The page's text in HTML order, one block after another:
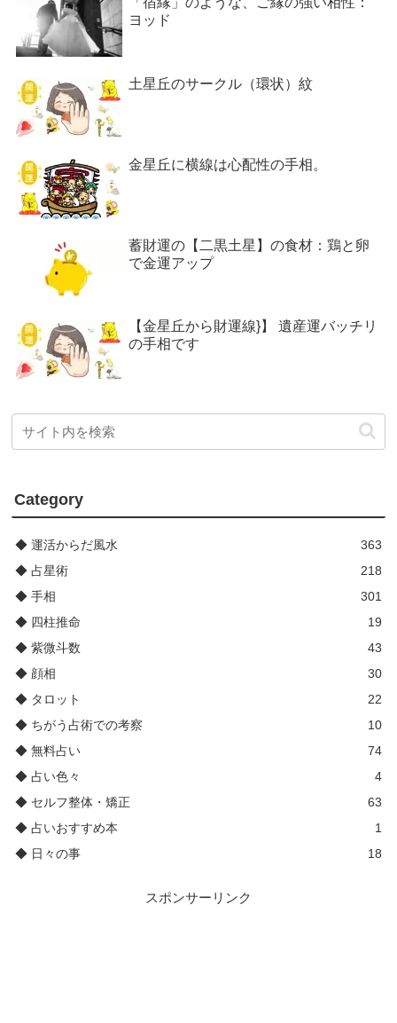
ヨッド
土星丘のサークル（環状）紋
金星丘に横線は心配性の手相。
蓄財運の【二黒土星】の食材：鶏と卵
で金運アップ
【金星丘から財運線}】 遺産運バッチリ
の手相です
Category
◆ 運活からだ風水
363
◆ 占星術
218
◆ 手相
301
◆ 四柱推命
19
◆ 紫微斗数
43
◆ 顔相
30
◆ タロット
22
◆ ちがう占術での考察
10
◆ 無料占い
74
◆ 占い色々
4
◆ セルフ整体・矯正
63
◆ 占いおすすめ本
1
◆ 日々の事
18
スポンサーリンク